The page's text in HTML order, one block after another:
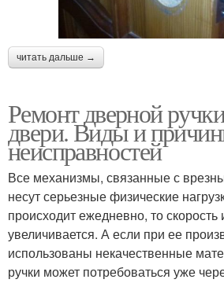
читать дальше →
Ремонт дверной
двери. Виды и
неисправностей
Все механизмы, связанные с
несут серьезные физические
происходит ежедневно, то скорость
увеличивается. А если при ее
использованы некачественные
ручки может потребоваться уже